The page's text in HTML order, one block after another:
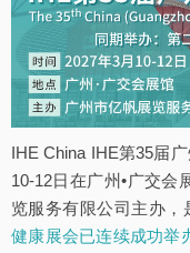
IHE China IHE第35届
10-12日在广州•广交会
览服务有限公司主办，
健康展会已连续成功举